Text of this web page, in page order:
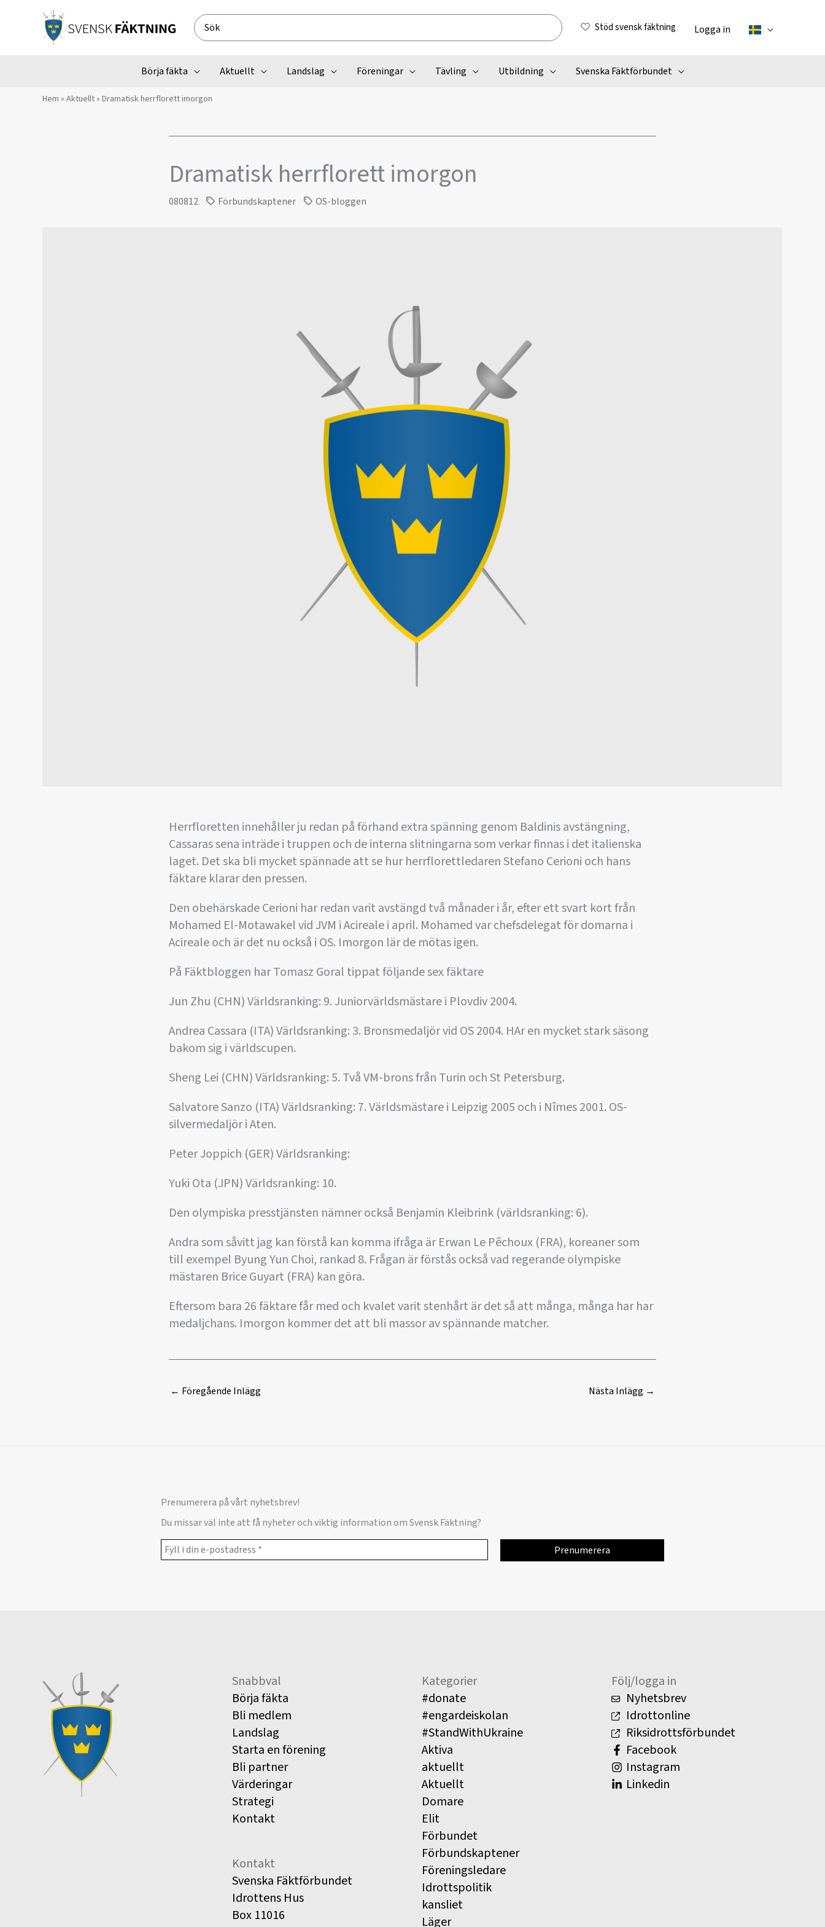
Search
for:
Stöd svensk fäktning Logga in
Börja fäkta Aktuellt Landslag Föreningar Tävling Utbildning Svenska Fäktförbundet
Hem » Aktuellt» Dramatisk herrflorett imorgon
Dramatisk herrflorett imorgon
080812 Förbundskaptener OS-bloggen
Herrfloretten innehåller ju redan på förhand extra spänning genom Baldinis avstängning,
Cassaras sena inträde i truppen och de interna slitningarna som verkar finnas i det italienska
laget. Det ska bli mycket spännade att se hur herrflorettledaren Stefano Cerioni och hans
fäktare klarar den pressen.
Den obehärskade Cerioni har redan varit avstängd två månader i år, efter ett svart kort från
Mohamed El-Motawakel vid JVM i Acireale i april. Mohamed var chefsdelegat för domarna i
Acireale och är det nu också i OS. Imorgon lär de mötas igen.
På Fäktbloggen har Tomasz Goral tippat följande sex fäktare
Jun Zhu (CHN) Världsranking: 9. Juniorvärldsmästare i Plovdiv 2004.
Andrea Cassara (ITA) Världsranking: 3. Bronsmedaljör vid OS 2004. HAr en mycket stark säsong
bakom sig i världscupen.
Sheng Lei (CHN) Världsranking: 5. Två VM-brons från Turin och St Petersburg.
Salvatore Sanzo (ITA) Världsranking: 7. Världsmästare i Leipzig 2005 och i Nîmes 2001. OS-
silvermedaljör i Aten.
Peter Joppich (GER) Världsranking:
Yuki Ota (JPN) Världsranking: 10.
Den olympiska presstjänsten nämner också Benjamin Kleibrink (världsranking: 6).
Andra som såvitt jag kan förstå kan komma ifråga är Erwan Le Pêchoux (FRA), koreaner som
till exempel Byung Yun Choi, rankad 8. Frågan är förstås också vad regerande olympiske
mästaren Brice Guyart (FRA) kan göra.
Eftersom bara 26 fäktare får med och kvalet varit stenhårt är det så att många, många har har
medaljchans. Imorgon kommer det att bli massor av spännande matcher.
← Föregående Inlägg Nästa Inlägg →
Prenumerera på vårt nyhetsbrev!
Du missar väl inte att få nyheter och viktig information om Svensk Fäktning?
Snabbval
Börja fäkta
Bli medlem
Landslag
Starta en förening
Bli partner
Värderingar
Strategi
Kontakt
Kontakt
Svenska Fäktförbundet
Idrottens Hus
Box 11016
Kategorier
#donate
#engardeiskolan
#StandWithUkraine
Aktiva
aktuellt
Aktuellt
Domare
Elit
Förbundet
Förbundskaptener
Föreningsledare
Idrottspolitik
kansliet
Läger
Följ/logga in
Nyhetsbrev
Idrottonline
Riksidrottsförbundet
Facebook
Instagram
Linkedin